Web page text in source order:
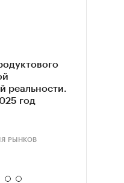
реальности.
год
РЫНКОВ